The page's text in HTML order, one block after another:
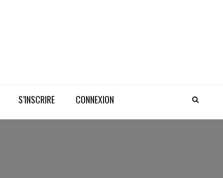
S’INSCRIRE CONNEXION